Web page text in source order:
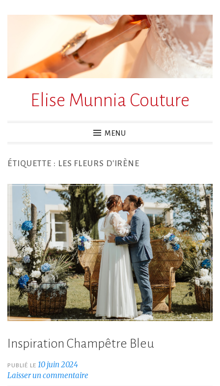
Elise Munnia Couture
MENU
ÉTIQUETTE : LES FLEURS D'IRÈNE
Inspiration Champêtre Bleu
PUBLIÉ LE 10 juin 2024
Laisser un commentaire